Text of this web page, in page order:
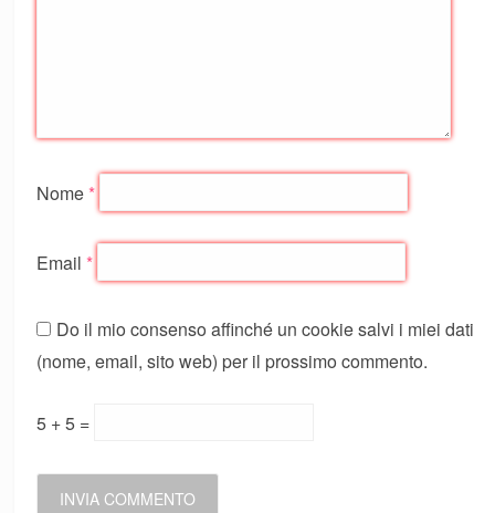
Nome *
Email *
Do il mio consenso affinché un cookie salvi i miei dati
(nome, email, sito web) per il prossimo commento.
5 + 5 =